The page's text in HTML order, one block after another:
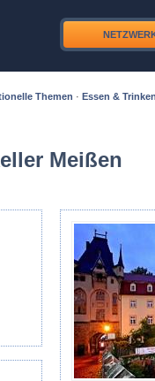
Themen · Essen &
Meißen